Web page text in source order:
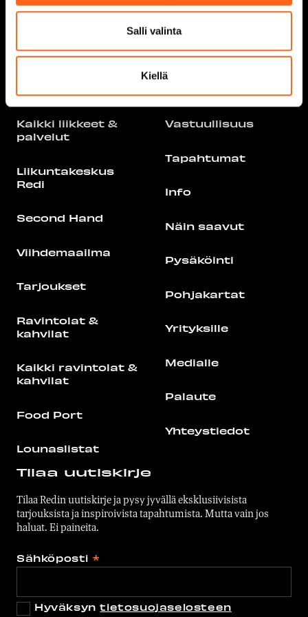
Salli valinta
Kiellä
Aukioloajat
Kaikki liikkeet &
palvelut
Liikuntakeskus
Redi
Second Hand
Viihdemaailma
Tarjoukset
Ravintolat &
kahvilat
Kaikki ravintolat &
kahvilat
Food Port
Lounaslistat
Tarjoukset
Vastuullisuus
Tapahtumat
Info
Näin saavut
Pysäköinti
Pohjakartat
Yrityksille
Medialle
Palaute
Yhteystiedot
Tilaa uutiskirje
Tilaa Redin uutiskirje ja pysy jyvällä eksklusiivisista
tarjouksista ja inspiroivista tapahtumista. Mutta vain jos
haluat. Ei paineita.
Sähköposti *
Hyväksyntietosuojaselosteen